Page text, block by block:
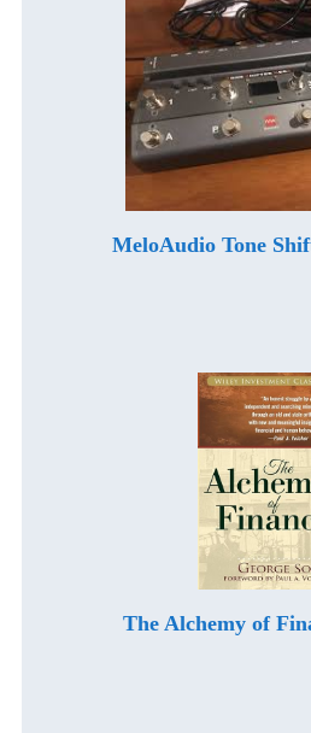
MeloAudio Tone
The Alchemy of